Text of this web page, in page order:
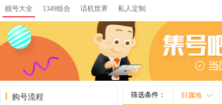
靓号大全 1349组合 话机世界 私人定制
购号流程 筛选条件： 归属地